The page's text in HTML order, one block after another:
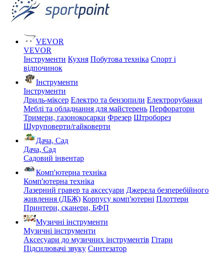
VEVOR
VEVOR
Інструменти Кухня Побутова техніка Спорт і
відпочинок
Інструменти
Інструменти
Дриль-міксер Електро та бензопили Електрорубанки
Меблі та обладнання для майстерень Перфоратори
Тримери, газонокосарки Фрезер Штроборез
Шуруповерти/гайковерти
Дача, Сад
Дача, Сад
Садовий інвентар
Комп'ютерна техніка
Комп'ютерна техніка
Лазерний гравер та аксесуари Джерела безперебійного
живлення (ДБЖ) Корпусу комп'ютерні Плоттери
Принтери, сканери, БФП
Музичні інструменти
Музичні інструменти
Аксесуари до музичних інструментів Гітари
Підсилювачі звуку Синтезатор